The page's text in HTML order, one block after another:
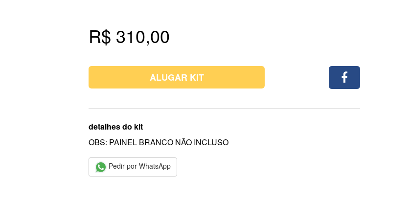
R$ 310,00
ALUGAR KIT
detalhes do kit
OBS: PAINEL BRANCO NÃO INCLUSO
Pedir por WhatsApp